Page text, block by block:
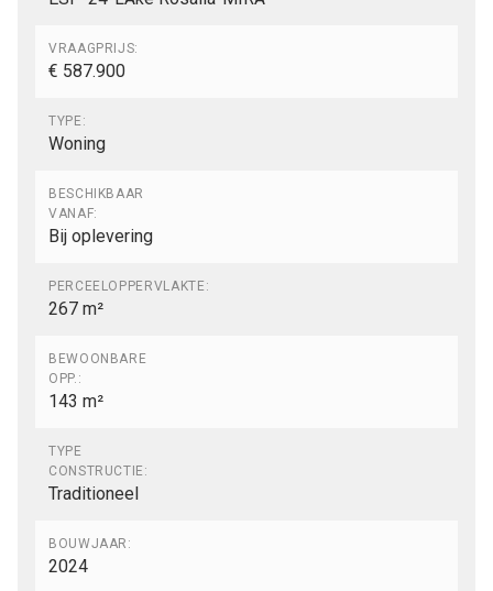
VRAAGPRIJS:
€ 587.900
TYPE:
Woning
BESCHIKBAAR
VANAF:
Bij oplevering
PERCEELOPPERVLAKTE:
267 m²
BEWOONBARE
OPP.:
143 m²
TYPE
CONSTRUCTIE:
Traditioneel
BOUWJAAR:
2024